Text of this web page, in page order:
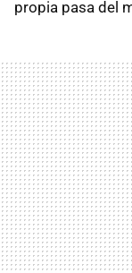
propia pasa del